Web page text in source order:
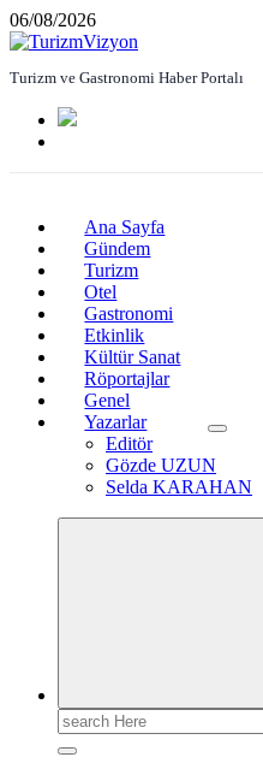
İçeriğe
atla
06/08/2026
Turizm ve Gastronomi Haber Portalı
Ana Sayfa
Gündem
Turizm
Otel
Gastronomi
Etkinlik
Kültür Sanat
Röportajlar
Genel
Yazarlar
Editör
Gözde UZUN
Selda KARAHAN
Search
for: